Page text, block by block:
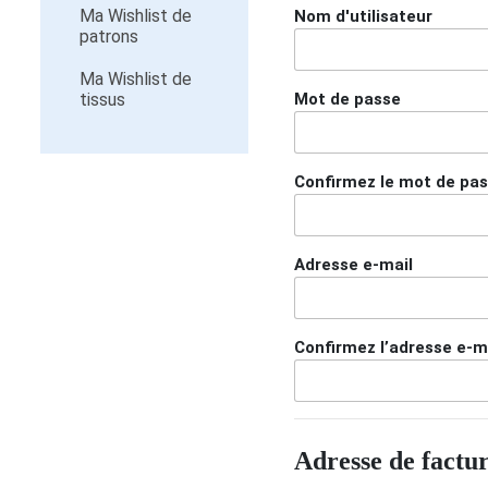
Ma Wishlist de
patrons
Ma Wishlist de
tissus
Nom d'utilisateur
Mot de passe
Confirmez le mot de
Adresse e-mail
Confirmez l’adresse e-
Adresse de